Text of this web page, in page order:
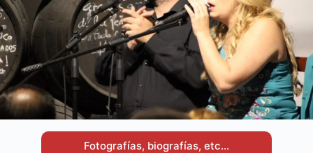
Fotografías, biografías, etc…